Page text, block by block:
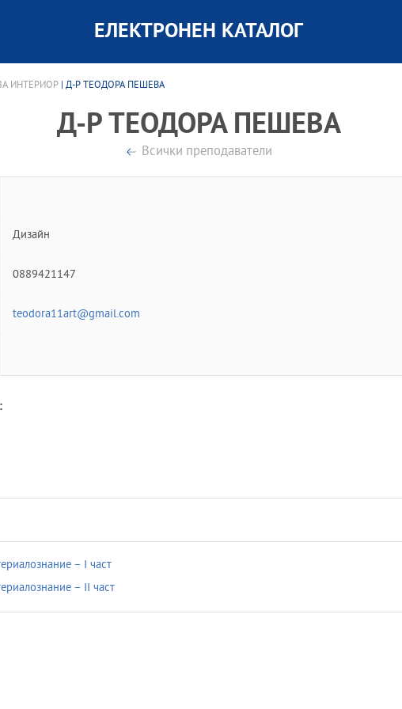
ЕЛЕКТРОНЕН КАТАЛОГ
ИНТЕРИОР | Д-Р ТЕОДОРА ПЕШЕВА
Д-Р ТЕОДОРА ПЕШЕВА
Всички преподаватели
Дизайн
0889421147
teodora11art@gmail.com
– І част
– ІІ част